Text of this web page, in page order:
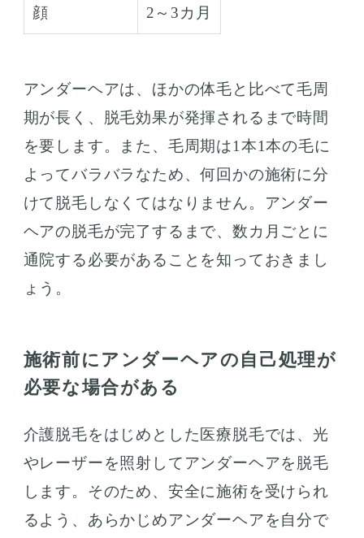
顔 2～3カ月
アンダーヘアは、ほかの体毛と比べて毛周
期が長く、脱毛効果が発揮されるまで時間
を要します。また、毛周期は1本1本の毛に
よってバラバラなため、何回かの施術に分
けて脱毛しなくてはなりません。アンダー
ヘアの脱毛が完了するまで、数カ月ごとに
通院する必要があることを知っておきまし
ょう。
施術前にアンダーヘアの自己処理が
必要な場合がある
介護脱毛をはじめとした医療脱毛では、光
やレーザーを照射してアンダーヘアを脱毛
します。そのため、安全に施術を受けられ
るよう、あらかじめアンダーヘアを自分で